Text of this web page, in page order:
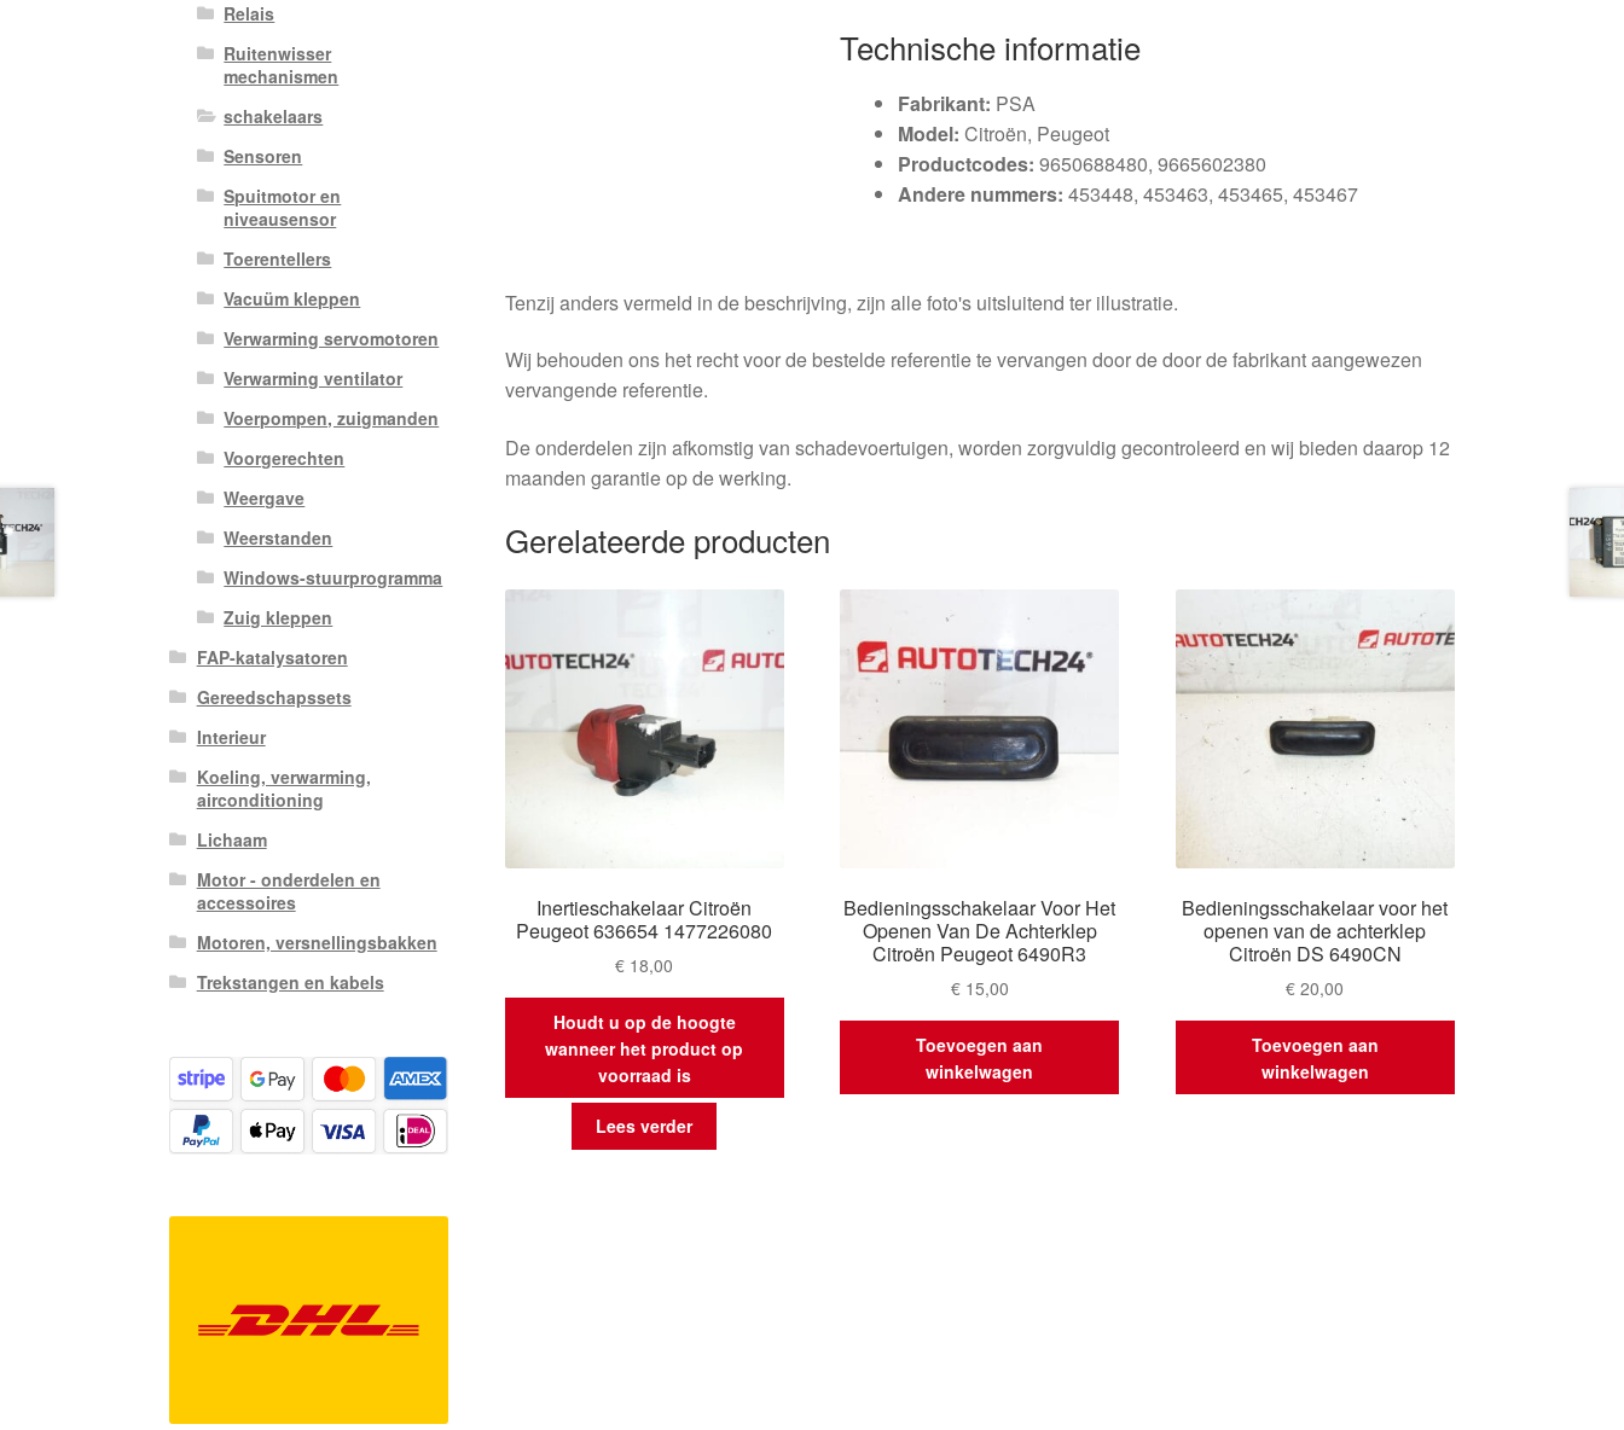
Technische informatie
Fabrikant: PSA
Model: Citroën, Peugeot
Productcodes: 9650688480, 9665602380
Andere nummers: 453448, 453463, 453465, 453467
Tenzij anders vermeld in de beschrijving, zijn alle foto's uitsluitend ter illustratie.
Wij behouden ons het recht voor de bestelde referentie te vervangen door de door de fabrikant aangewezen
vervangende referentie.
De onderdelen zijn afkomstig van schadevoertuigen, worden zorgvuldig gecontroleerd en wij bieden daarop 12
maanden garantie op de werking.
Gerelateerde producten
Inertieschakelaar Citroën
Peugeot 636654 1477226080
€ 18,00
Houdt u op de hoogte
wanneer het product op
voorraad is
Lees verder
Bedieningsschakelaar Voor Het
Openen Van De Achterklep
Citroën Peugeot 6490R3
€15,00
Toevoegen aan
winkelwagen
Bedieningsschakelaar voor het
openen van de achterklep
Citroën DS 6490CN
€ 20,00
Toevoegen aan
winkelwagen
Relais
Ruitenwisser
mechanismen
schakelaars
Sensoren
Spuitmotor en
niveausensor
Toerentellers
Vacuüm kleppen
Verwarming servomotoren
Verwarming ventilator
Voerpompen, zuigmanden
Voorgerechten
Weergave
Weerstanden
Windows-stuurprogramma
Zuig kleppen
FAP-katalysatoren
Gereedschapssets
Interieur
Koeling, verwarming,
airconditioning
Lichaam
Motor - onderdelen en
accessoires
Motoren, versnellingsbakken
Trekstangen en kabels